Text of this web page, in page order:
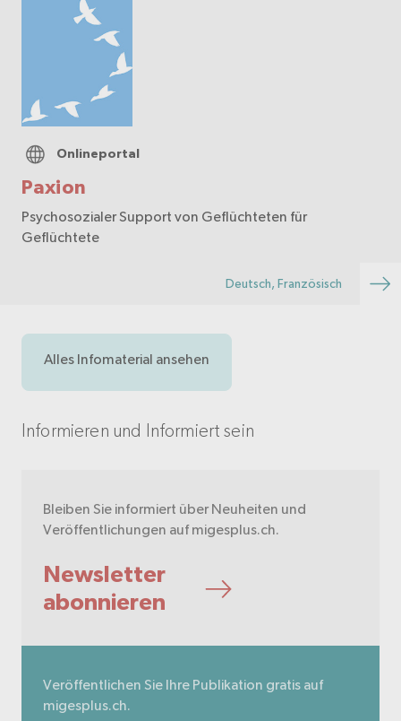
Paxion
Onlineportal
Psychosozialer Support von Geflüchteten für
Geflüchtete
Deutsch, Französisch
Alles Infomaterial ansehen
Informieren und Informiert sein
Bleiben Sie informiert über Neuheiten und
Veröffentlichungen auf migesplus.ch.
Newsletter
abonnieren
Veröffentlichen Sie Ihre Publikation gratis auf
migesplus.ch.